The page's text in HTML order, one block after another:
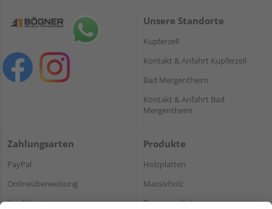
Unsere Standorte
Kupferzell
Kontakt & Anfahrt Kupferzell
Bad Mergentheim
Kontakt & Anfahrt Bad
Mergentheim
Zahlungsarten
PayPal
Onlineüberweisung
Kreditkarte
Produkte
Holzplatten
Massivholz
Terrassendielen